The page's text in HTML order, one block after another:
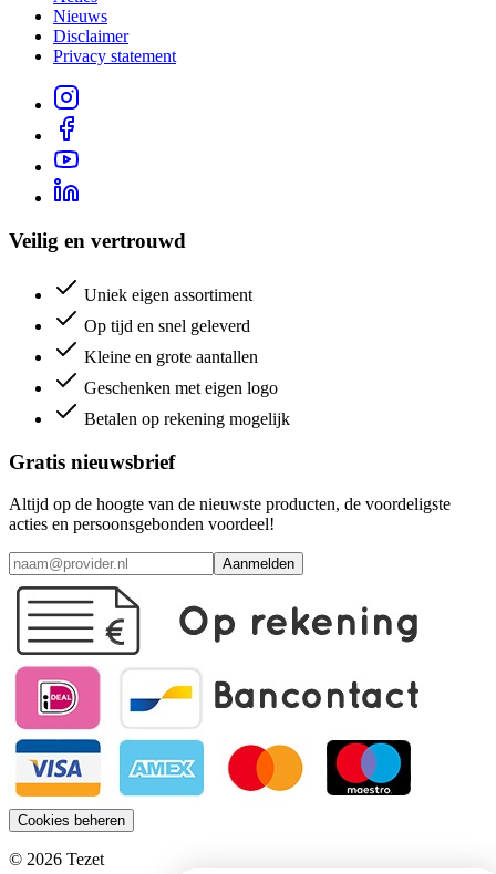
Nieuws
Disclaimer
Privacy statement
Veilig en vertrouwd
Uniek eigen assortiment
Op tijd en snel geleverd
Kleine en grote aantallen
Geschenken met eigen logo
Betalen op rekening mogelijk
Gratis nieuwsbrief
Altijd op de hoogte van de nieuwste producten, de voordeligste
acties en persoonsgebonden voordeel!
Aanmelden
Cookies beheren
© 2026 Tezet